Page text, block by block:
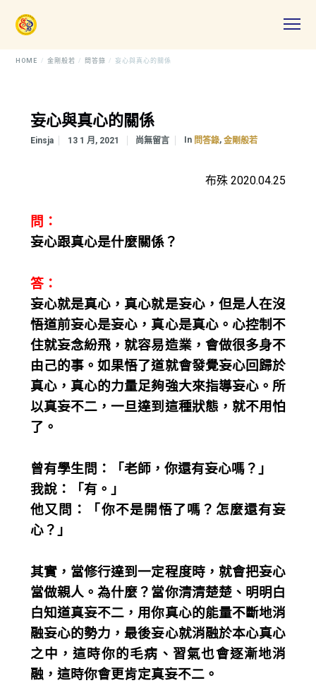
HOME 金剛般若 問答錄 妄心與真心的關係
妄心與真心的關係
Einsja 13 1 月, 2021 尚無留言 In 問答錄, 金剛般若
布殊 2020.04.25
問：
妄心跟真心是什麼關係？
答：
妄心就是真心，真心就是妄心，但是人在沒
悟道前妄心是妄心，真心是真心。心控制不
住就妄念紛飛，就容易造業，會做很多身不
由己的事。如果悟了道就會發覺妄心回歸於
真心，真心的力量足夠強大來指導妄心。所
以真妄不二，一旦達到這種狀態，就不用怕
了。
曾有學生問：「老師，你還有妄心嗎？」
我說：「有。」
他又問：「你不是開悟了嗎？怎麼還有妄
心？」
其實，當修行達到一定程度時，就會把妄心
當做親人。為什麼？當你清清楚楚、明明白
白知道真妄不二，用你真心的能量不斷地消
融妄心的勢力，最後妄心就消融於本心真心
之中，這時你的毛病、習氣也會逐漸地消
融，這時你會更肯定真妄不二。